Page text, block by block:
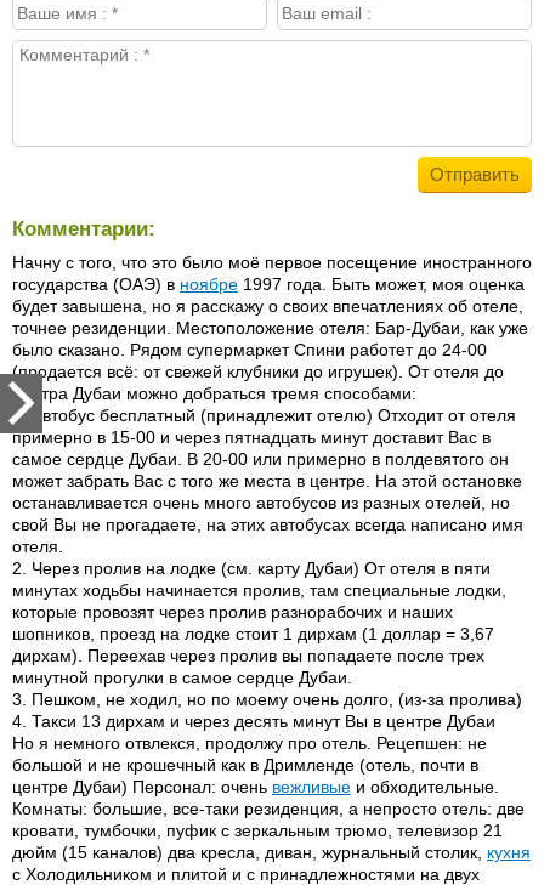
Комментарии:
Начну с того, что это было моё первое посещение иностранного
государства (ОАЭ) в ноябре 1997 года. Быть может, моя оценка
будет завышена, но я расскажу о своих впечатлениях об отеле,
точнее резиденции. Местоположение отеля: Бар-Дубаи, как уже
было сказано. Рядом супермаркет Спини работет до 24-00
(продается всё: от свежей клубники до игрушек). От отеля до
центра Дубаи можно добраться тремя способами:
1. Автобус бесплатный (принадлежит отелю) Отходит от отеля
примерно в 15-00 и через пятнадцать минут доставит Вас в
самое сердце Дубаи. В 20-00 или примерно в полдевятого он
может забрать Вас с того же места в центре. На этой остановке
останавливается очень много автобусов из разных отелей, но
свой Вы не прогадаете, на этих автобусах всегда написано имя
отеля.
2. Через пролив на лодке (см. карту Дубаи) От отеля в пяти
минутах ходьбы начинается пролив, там специальные лодки,
которые провозят через пролив разнорабочих и наших
шопников, проезд на лодке стоит 1 дирхам (1 доллар = 3,67
дирхам). Переехав через пролив вы попадаете после трех
минутной прогулки в самое сердце Дубаи.
3. Пешком, не ходил, но по моему очень долго, (из-за пролива)
4. Такси 13 дирхам и через десять минут Вы в центре Дубаи
Но я немного отвлекся, продолжу про отель. Рецепшен: не
большой и не крошечный как в Дримленде (отель, почти в
центре Дубаи) Персонал: очень вежливые и обходительные.
Комнаты: большие, все-таки резиденция, а непросто отель: две
кровати, тумбочки, пуфик с зеркальным трюмо, телевизор 21
дюйм (15 каналов) два кресла, диван, журнальный столик, кухня
с Холодильником и плитой и с принадлежностями на двух